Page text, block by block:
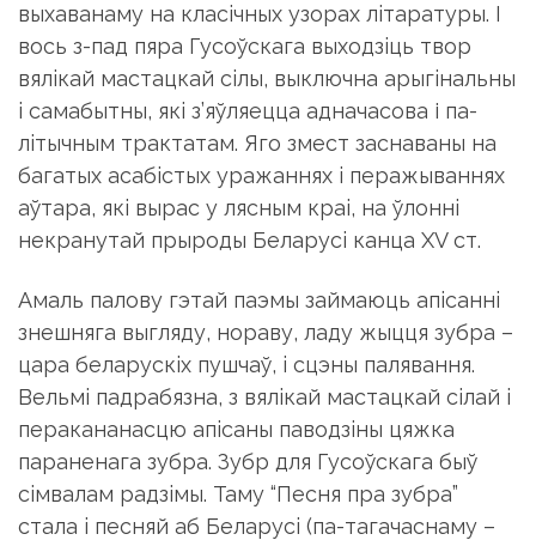
выхаванаму на класiчных узорах лiтаратуры. I
вось з-пад пяра Гусоўскага выходзiць твор
вялiкай мастацкай сiлы, выключна арыгiнальны
i самабытны, якi з’яўляецца адначасова і па­
лiтыч­ным трактатам. Яго змест заснаваны на
багатых асабiстых уражаннях i перажываннях
аўтара, якi вырас у лясным краi, на ўлоннi
некранутай прыроды Беларусi канца XV ст.
Амаль палову гэтай паэмы займаюць апiсаннi
знешняга выгляду, нораву, ладу жыцця зубра –
цара беларускiх пушчаў, i сцэны палявання.
Вельмi падрабязна, з вялiкай мастацкай сiлай i
перакананасцю апiсаны паводзiны цяжка
параненага зубра. Зубр для Гусоўскага быў
сiмвалам радзiмы. Таму “Песня пра зубра”
стала i песняй аб Беларусi (па-тагачаснаму –